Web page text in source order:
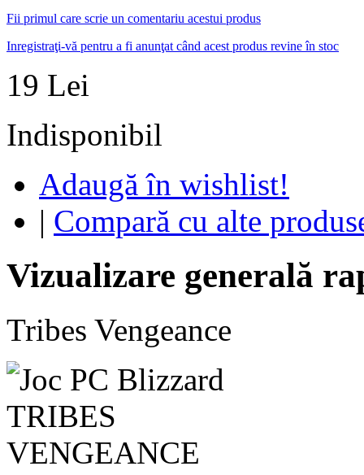
Fii primul care scrie un comentariu acestui produs
Inregistraţi-vă pentru a fi anunţat când acest produs revine în stoc
19 Lei
Indisponibil
Adaugă în wishlist!
| Compară cu alte
Vizualizare generală
Tribes Vengeance